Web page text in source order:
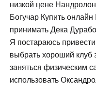
низкой цене
Богучар Купить
принимать Дека
Я постараюсь
выбрать хороший клуб
заняться физическим
использовать